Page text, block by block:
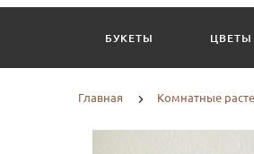
БУКЕТЫ ЦВЕТЫ
Главная Комнатные